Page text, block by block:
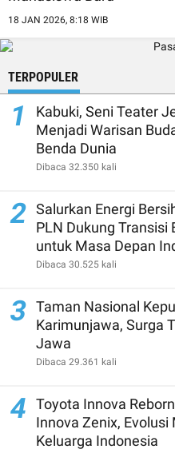
18 JAN 2026, 8:18 WIB
TERPOPULER
1
Kabuki, Seni Teater
Menjadi Warisan
Benda Dunia
Dibaca 32.350 kali
2 Salurkan Energi
PLN Dukung Transisi
untuk Masa Depan
Dibaca 30.525 kali
3 Taman Nasional
Karimunjawa, Surga
Jawa
Dibaca 29.361 kali
4
Toyota Innova
Innova Zenix, Evolusi
Keluarga Indonesia